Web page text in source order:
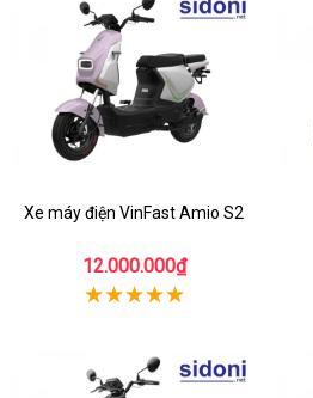
Xe máy điện VinFast Amio S2
12.000.000₫